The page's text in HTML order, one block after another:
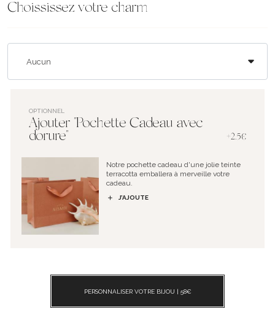
Choississez votre charm
OPTIONNEL
Ajouter "Pochette Cadeau avec
dorure"
+2.5€
Notre pochette cadeau d'une jolie teinte
terracotta emballera à merveille votre
cadeau.
J’AJOUTE
PERSONNALISER VOTRE BIJOU | 58€